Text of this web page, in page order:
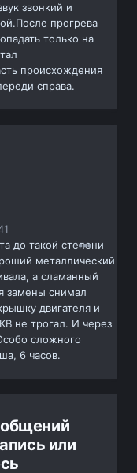
звонкий и
прогрева
только на
происхождения
справа.
до такой степени
металлический
а сламанный
замены снимал
двигателя и
не трогал. И через
сложного
6 часов.
или